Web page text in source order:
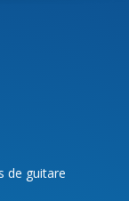
de guitare